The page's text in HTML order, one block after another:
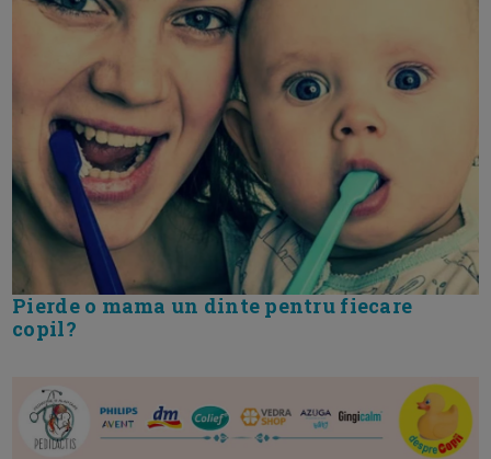
Pierde o mama un dinte pentru fiecare
copil?